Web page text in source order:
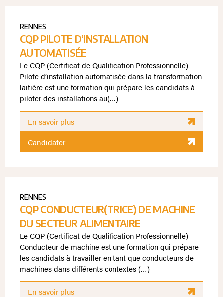
RENNES
CQP PILOTE D’INSTALLATION
AUTOMATISÉE
Le CQP (Certificat de Qualification Professionnelle)
Pilote d’installation automatisée dans la transformation
laitière est une formation qui prépare les candidats à
piloter des installations au(…)
En savoir plus
Candidater
RENNES
CQP CONDUCTEUR(TRICE) DE MACHINE
DU SECTEUR ALIMENTAIRE
Le CQP (Certificat de Qualification Professionnelle)
Conducteur de machine est une formation qui prépare
les candidats à travailler en tant que conducteurs de
machines dans différents contextes (…)
En savoir plus